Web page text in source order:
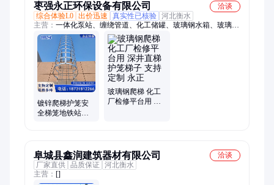
枣强永正环保设备有限公司
洽谈
综合体验L0 出价迅速 真实性已核验 河北衡水
主营： 一体化泵站、缠绕管道、化工储罐、玻璃钢水箱、玻璃钢
管件、玻璃钢管道、玻璃钢化粪池、玻璃钢标志桩、玻璃钢爬
梯、玻璃钢出水口保护罩、玻璃钢警示球、玻璃钢水表井、钢爬
梯、电缆支架
镀锌爬梯护笼安
全梯笼地铁站基
玻璃钢爬梯 化工
厂检修平台用 深
阜城县鑫润建筑器材有限公司
洽谈
厂家直供 品质保证 河北衡水
主营： []